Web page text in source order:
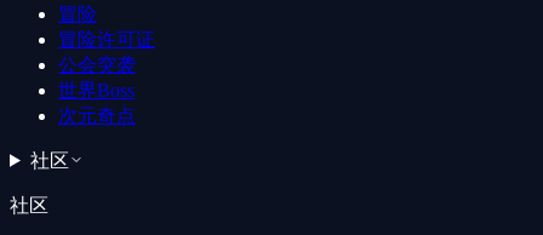
冒险
冒险许可证
公会突袭
世界Boss
次元奇点
社区
社区